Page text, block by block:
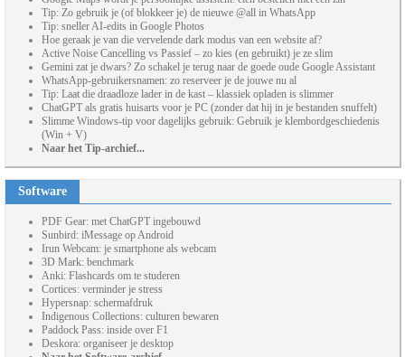
Tip: Zo gebruik je (of blokkeer je) de nieuwe @all in WhatsApp
Tip: sneller AI-edits in Google Photos
Hoe geraak je van die vervelende dark modus van een website af?
Active Noise Cancelling vs Passief – zo kies (en gebruikt) je ze slim
Gemini zat je dwars? Zo schakel je terug naar de goede oude Google Assistant
WhatsApp-gebruikersnamen: zo reserveer je de jouwe nu al
Tip: Laat die draadloze lader in de kast – klassiek opladen is slimmer
ChatGPT als gratis huisarts voor je PC (zonder dat hij in je bestanden snuffelt)
Slimme Windows-tip voor dagelijks gebruik: Gebruik je klembordgeschiedenis
(Win + V)
Naar het Tip-archief...
Software
PDF Gear: met ChatGPT ingebouwd
Sunbird: iMessage op Android
Irun Webcam: je smartphone als webcam
3D Mark: benchmark
Anki: Flashcards om te studeren
Cortices: verminder je stress
Hypersnap: schermafdruk
Indigenous Collections: culturen bewaren
Paddock Pass: inside over F1
Deskora: organiseer je desktop